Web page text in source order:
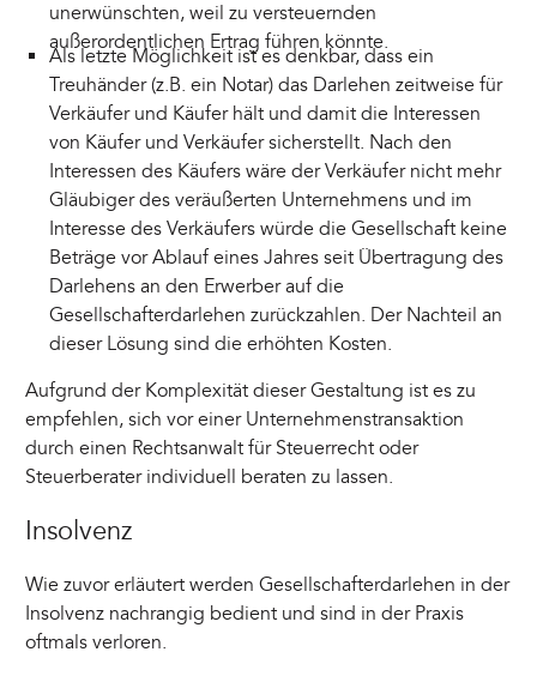
unerwünschten, weil zu versteuernden
außerordentlichen Ertrag führen könnte.
Als letzte Möglichkeit ist es denkbar, dass ein
Treuhänder (z.B. ein Notar) das Darlehen zeitweise für
Verkäufer und Käufer hält und damit die Interessen
von Käufer und Verkäufer sicherstellt. Nach den
Interessen des Käufers wäre der Verkäufer nicht mehr
Gläubiger des veräußerten Unternehmens und im
Interesse des Verkäufers würde die Gesellschaft keine
Beträge vor Ablauf eines Jahres seit Übertragung des
Darlehens an den Erwerber auf die
Gesellschafterdarlehen zurückzahlen. Der Nachteil an
dieser Lösung sind die erhöhten Kosten.
Aufgrund der Komplexität dieser Gestaltung ist es zu
empfehlen, sich vor einer Unternehmenstransaktion
durch einen Rechtsanwalt für Steuerrecht oder
Steuerberater individuell beraten zu lassen.
Insolvenz
Wie zuvor erläutert werden Gesellschafterdarlehen in der
Insolvenz nachrangig bedient und sind in der Praxis
oftmals verloren.